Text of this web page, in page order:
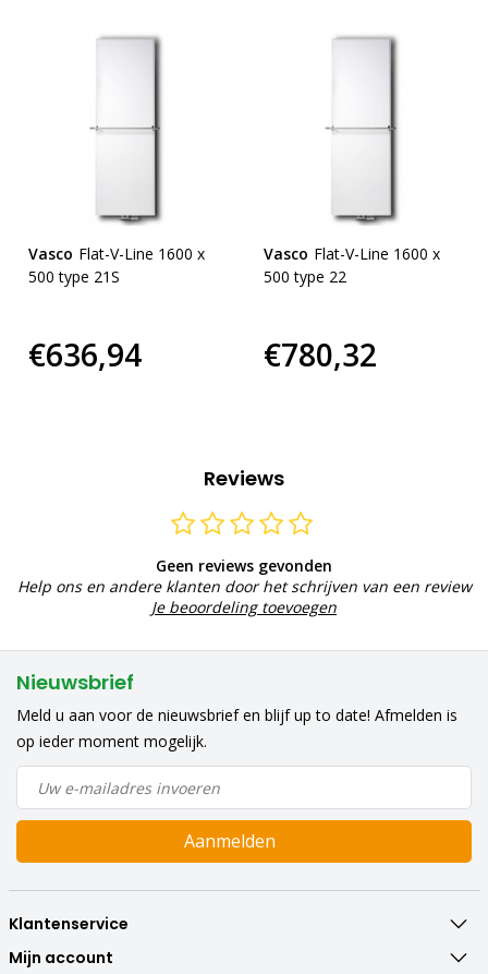
Vasco Flat-V-Line 1600 x
500 type 21S
€636,94
Vasco Flat-V-Line 1600 x
500 type 22
€780,32
Reviews
Geen reviews gevonden
Help ons en andere klanten door het schrijven van een review
Je beoordeling toevoegen
Nieuwsbrief
Meld u aan voor de nieuwsbrief en blijf up to date! Afmelden is
op ieder moment mogelijk.
Aanmelden
Klantenservice
Mijn account